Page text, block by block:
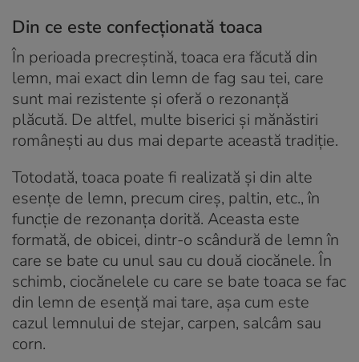
Din ce este confecționată toaca
În perioada precreștină, toaca era făcută din
lemn, mai exact din lemn de fag sau tei, care
sunt mai rezistente și oferă o rezonanță
plăcută. De altfel, multe biserici și mănăstiri
românești au dus mai departe această tradiție.
Totodată, toaca poate fi realizată şi din alte
esenţe de lemn, precum cireș, paltin, etc., în
funcție de rezonanța dorită. Aceasta este
formată, de obicei, dintr-o scândură de lemn în
care se bate cu unul sau cu două ciocănele. În
schimb, ciocănelele cu care se bate toaca se fac
din lemn de esenţă mai tare, așa cum este
cazul lemnului de stejar, carpen, salcâm sau
corn.